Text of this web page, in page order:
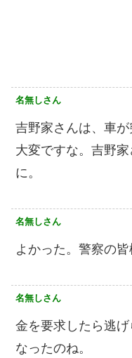
名無しさん
吉野家さんは、車
大変ですな。吉野
に。
名無しさん
よかった。警察の皆
名無しさん
金を要求したら逃
なったのね。